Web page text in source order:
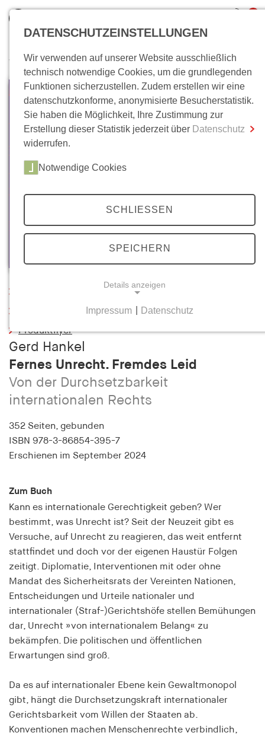
inkl. MwSt.
0,00 €
Zum Warenkorb Zur Kasse
Wo bin ich?
Inhaltsverzeichnis
Produktflyer
Gerd Hankel
Fernes Unrecht. Fremdes Leid
Von der Durchsetzbarkeit
internationalen Rechts
352 Seiten, gebunden
ISBN 978-3-86854-395-7
Erschienen im September 2024
Zum Buch
Kann es internationale Gerechtigkeit geben? Wer
bestimmt, was Unrecht ist? Seit der Neuzeit gibt es
Versuche, auf Unrecht zu reagieren, das weit entfernt
stattfindet und doch vor der eigenen Haustür Folgen
zeitigt. Diplomatie, Interventionen mit oder ohne
Mandat des Sicherheitsrats der Vereinten Nationen,
Entscheidungen und Urteile nationaler und
internationaler (Straf-)Gerichtshöfe stellen Bemühungen
dar, Unrecht »von internationalem Belang« zu
bekämpfen. Die politischen und öffentlichen
Erwartungen sind groß.
Da es auf internationaler Ebene kein Gewaltmonopol
gibt, hängt die Durchsetzungskraft internationaler
Gerichtsbarkeit vom Willen der Staaten ab.
Konventionen machen Menschenrechte verbindlich,
DATENSCHUTZEINSTELLUNGEN
Wir verwenden auf unserer Website ausschließlich
technisch notwendige Cookies, um die grundlegenden
Funktionen sicherzustellen. Zudem erstellen wir eine
datenschutzkonforme, anonymisierte Besucherstatistik.
Sie haben die Möglichkeit, Ihre Zustimmung zur
Erstellung dieser Statistik jederzeit über Datenschutz
widerrufen.
Notwendige Cookies
SCHLIESSEN
SPEICHERN
Details anzeigen
Notwendige Cookies helfen dabei, eine Webseite
nutzbar zu machen, indem sie Grundfunktionen
wie Seitennavigation und Zugriff auf sichere
Bereiche der Webseite ermöglichen. Die Webseite
kann ohne diese Cookies nicht richtig
cookie_consent
Name:
Anbieter:
hamburger-edition.de
Zweck:
Speichert den Zustimmungsstatus des Benutzers
für Cookies auf der aktuellen Domäne.
Cookie Laufzeit:
1 Jahr
fe_typo_user
fe_typo_user
Anbieter:
hamburger-edition.de
Cookie Laufzeit:
Sitzung
Impressum Datenschutz